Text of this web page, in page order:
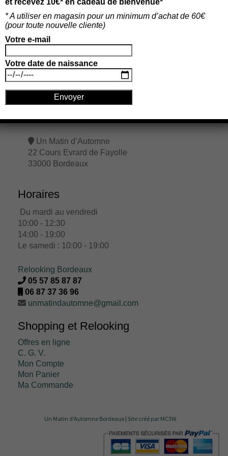
La boutique à Bordeaux
Un Matin d’Automne
22 Cours Evrard de Fayolle
33000 Bordeaux
Horaires
Du mardi au vendredi
10:00 - 12:30
14:00 - 19:00
Le samedi : 10:00 - 19:00
Relooking Bordeaux
05 57 85 87 87
06 87 37 36 96
unmatindautomne@gmail.com
Shopping et Relooking
Offres en ligne
C. G. V.
Mon Compte
Mon Panier
Ma Commande
Un Matin d'Automne Bordeaux | Site créé par MC3W
* A utiliser en magasin pour un minimum d’achat de 60€
(pour toute nouvelle cliente)
Votre e-mail
Votre date de naissance